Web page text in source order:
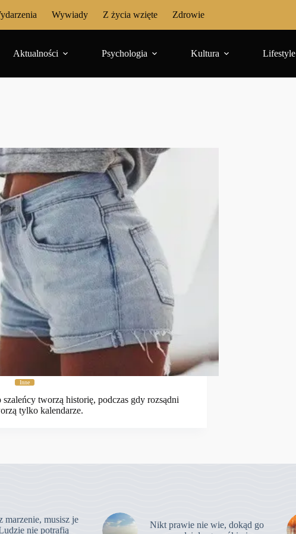
Wywiady Z życia wzięte Zdrowie
Aktualności Psychologia Kultura Lifestyle
Inne
szaleńcy tworzą historię, podczas gdy rozsądni
tylko kalendarze.
marzenie, musisz je
nie potrafią
Nikt prawie nie wie, dokąd go